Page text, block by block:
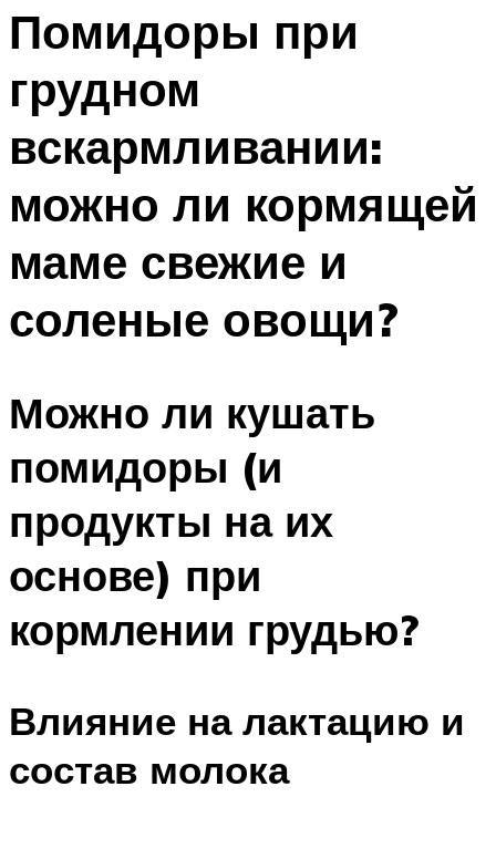
Помидоры при
грудном
вскармливании:
можно ли кормящей
маме свежие и
соленые овощи?
Можно ли кушать
помидоры (и
продукты на их
основе) при
кормлении грудью?
Влияние на лактацию и
состав молока